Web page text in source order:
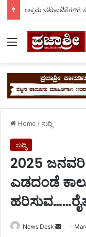
Menu
Home /ಸುದ್ಧಿ
ಸುದ್ಧಿ
2025
ಎಡದಂಡೆ
News Desk
Send